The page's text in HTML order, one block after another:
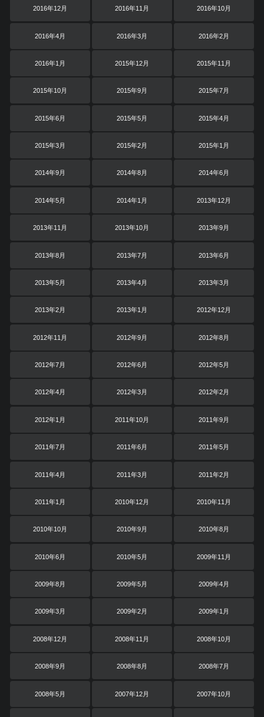
2016年12月 2016年11月 2016年10月
2016年4月 2016年3月 2016年2月
2016年1月 2015年12月 2015年11月
2015年10月 2015年9月 2015年7月
2015年6月 2015年5月 2015年4月
2015年3月 2015年2月 2015年1月
2014年9月 2014年8月 2014年6月
2014年5月 2014年1月 2013年12月
2013年11月 2013年10月 2013年9月
2013年8月 2013年7月 2013年6月
2013年5月 2013年4月 2013年3月
2013年2月 2013年1月 2012年12月
2012年11月 2012年9月 2012年8月
2012年7月 2012年6月 2012年5月
2012年4月 2012年3月 2012年2月
2012年1月 2011年10月 2011年9月
2011年7月 2011年6月 2011年5月
2011年4月 2011年3月 2011年2月
2011年1月 2010年12月 2010年11月
2010年10月 2010年9月 2010年8月
2010年6月 2010年5月 2009年11月
2009年8月 2009年5月 2009年4月
2009年3月 2009年2月 2009年1月
2008年12月 2008年11月 2008年10月
2008年9月 2008年8月 2008年7月
2008年5月 2007年12月 2007年10月